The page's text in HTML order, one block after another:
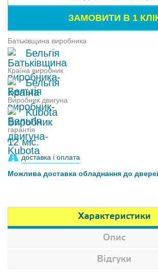
Батьківщина виробника
Бельгія
Країна виробник
Бельгія
Виробник двигуна
Kubota
гарантія
12 міс.
доставка і оплата
Можлива доставка обладнання до
Характеристики
Опис
Відгуки